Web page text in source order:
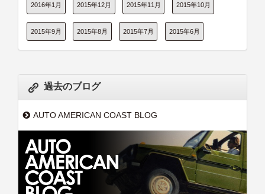
2016年1月 2015年12月 2015年11月 2015年10月
2015年9月 2015年8月 2015年7月 2015年6月
過去のブログ
AUTO AMERICAN COAST BLOG